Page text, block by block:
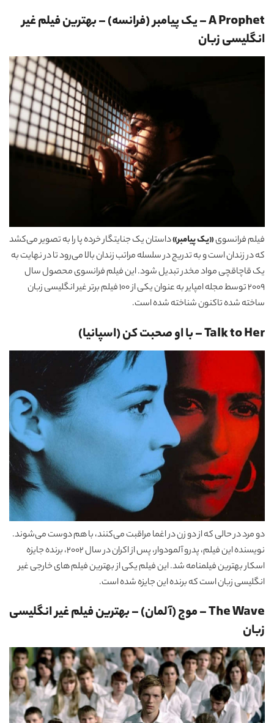
A Prophet – یک پیامبر (فرانسه) –بهترین فیلم غیر
انگلیسی زبان
فیلم فرانسوی«یک پیامبر»داستان یک جنایتگار خرده پا را به تصویر می‌کشد
که در زندان است و به تدریج در سلسله مراتب زندان بالا می‌رود تا در نهایت به
یک قاچاقچی مواد مخدر تبدیل شود. این فیلم فرانسوی محصول سال
2009 توسط مجله امپایر به عنوان یکی از 100 فیلم برتر غیر انگلیسی زبان
ساخته شده تاکنون شناخته شده است.
Talk to Her – با او صحبت کن (اسپانیا)
دو مرد در حالی که از دو زن در اغما مراقبت می‌کنند، با هم دوست می‌شوند.
نویسنده این فیلم، پدرو آلمودوار، پس از اکران در سال 2002، برنده جایزه
اسکار بهترین فیلمنامه شد. این فیلم یکی از بهترین فیلم های خارجی غیر
انگلیسی زبان است که برنده این جایزه شده است.
The Wave – موج (آلمان) –بهترین فیلم غیر انگلیسی
زبان